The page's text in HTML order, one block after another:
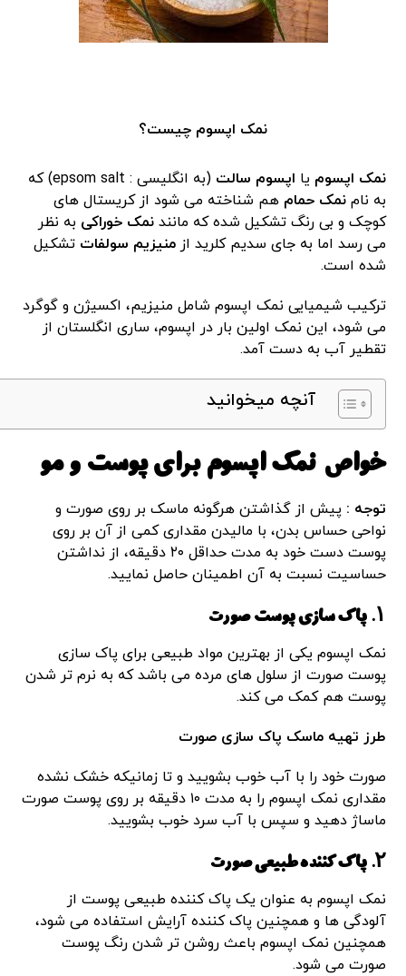
نمک اپسوم چیست؟
نمک اپسوم یا اپسوم سالت
(به انگلیسی : epsom salt) که
به نامنمک حمام هم شناخته می شود از کریستال های
کوچک و بی رنگ تشکیل شده که مانندنمک خوراکی به نظر
می رسد اما به جای سدیم کلرید ازمنیزیم سولفات تشکیل
شده است.
ترکیب شیمیایی نمک اپسوم شامل منیزیم، اکسیژن و گوگرد
می شود، این نمک اولین بار در اپسوم، ساری انگلستان از
تقطیر آب به دست آمد.
آنچه میخوانید
خواص نمک اپسوم برای پوست و مو
توجه : پیش از گذاشتن هرگونه ماسک بر روی صورت و
نواحی حساس بدن، با مالیدن مقداری کمی از آن بر روی
پوست دست خود به مدت حداقل ۲۰ دقیقه، از نداشتن
حساسیت نسبت به آن اطمینان حاصل نمایید.
۱. پاک سازی پوست صورت
نمک اپسوم یکی از بهترین مواد طبیعی برای پاک سازی
پوست صورت از سلول های مرده می باشد که به نرم تر شدن
پوست هم کمک می کند.
طرز تهیه ماسک پاک سازی صورت
صورت خود را با آب خوب بشویید و تا زمانیکه خشک نشده
مقداری نمک اپسوم را به مدت ۱۰ دقیقه بر روی پوست صورت
ماساژ دهید و سپس با آب سرد خوب بشویید.
۲. پاک کننده طبیعی صورت
نمک اپسوم به عنوان یک پاک کننده طبیعی پوست از
آلودگی ها و همچنین پاک کننده آرایش استفاده می شود،
همچنین نمک اپسوم باعث روشن تر شدن رنگ پوست
صورت می شود.